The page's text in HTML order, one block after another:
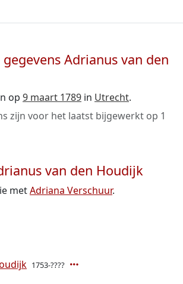
Adrianus van den
op 9 maart 1789 in Utrecht.
zijn voor het laatst bijgewerkt op 1
van den Houdijk
metAdriana Verschuur.
1753-????